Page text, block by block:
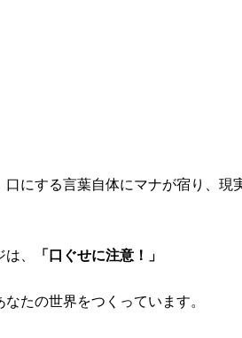
にする言葉自体にマナが宿り、現
、 「口ぐせに注意！」
たの世界をつくっています。